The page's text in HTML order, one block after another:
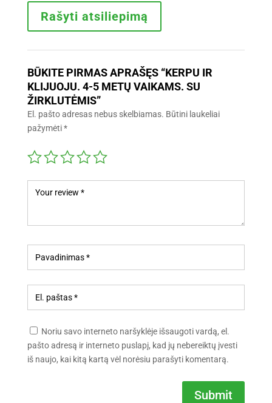
Rašyti atsiliepimą
BŪKITE PIRMAS APRAŠĘS “KERPU IR
KLIJUOJU. 4-5 METŲ VAIKAMS. SU
ŽIRKLUTĖMIS”
El. pašto adresas nebus skelbiamas. Būtini laukeliai
pažymėti*
Noriu savo interneto naršyklėje išsaugoti vardą, el.
pašto adresą ir interneto puslapį, kad jų nebereiktų įvesti
iš naujo, kai kitą kartą vėl norėsiu parašyti komentarą.
Submit